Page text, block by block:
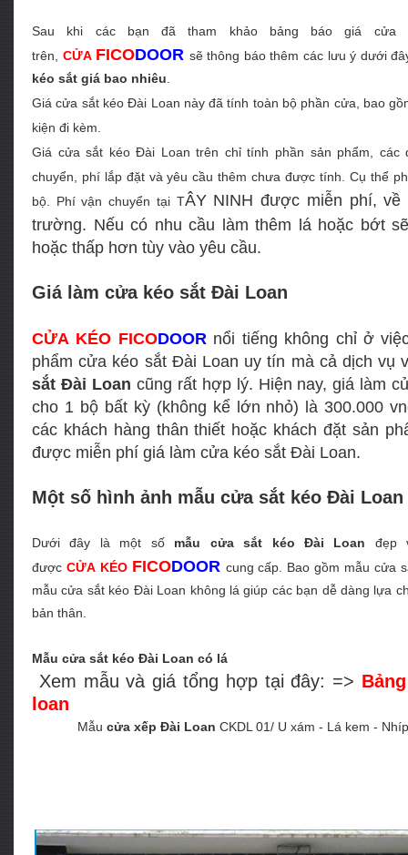
Sau khi các bạn đã tham khảo bảng báo giá
trên, CỬA FICODOOR sẽ thông báo thêm các lưu ý dưới
kéo sắt giá bao nhiêu.
Giá cửa sắt kéo Đài Loan này đã tính toàn bộ phần cửa, bao
kiện đi kèm.
Giá cửa sắt kéo Đài Loan trên chỉ tính phần sản phẩm, các
chuyển, phí lắp đặt và yêu cầu thêm chưa được tính. Cụ thể
bộ. Phí vận chuyển tại TÂY NINH được miễn phí, về
trường. Nếu có nhu cầu làm thêm lá hoặc bớt
hoặc thấp hơn tùy vào yêu cầu.
Giá làm cửa kéo sắt Đài Loan
CỬA KÉO FICODOOR nổi tiếng không chỉ ở
phẩm cửa kéo sắt Đài Loan uy tín mà cả dịch vụ
sắt Đài Loan cũng rất hợp lý. Hiện nay, giá làm
cho 1 bộ bất kỳ (không kể lớn nhỏ) là 300.000
các khách hàng thân thiết hoặc khách đặt sản
được miễn phí giá làm cửa kéo sắt Đài Loan.
Một số hình ảnh mẫu cửa sắt kéo Đài
Dưới đây là một số mẫu cửa sắt kéo Đài Loan đẹp
được CỬAKÉO FICODOOR cung cấp. Bao gồm mẫu cửa
mẫu cửa sắt kéo Đài Loan không lá giúp các bạn dễ dàng lựa
bản thân.
Mẫu cửa sắt kéo Đài Loan có lá
Xem mẫu và giá tổng hợp tại đây: =>
loan
Mẫu cửa xếp Đài Loan CKDL 01/ U xám - Lá kem -